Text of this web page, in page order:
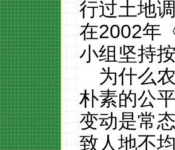
行过土地
在2002年
小组坚持
为什么
朴素的公
变动是常
致人地不